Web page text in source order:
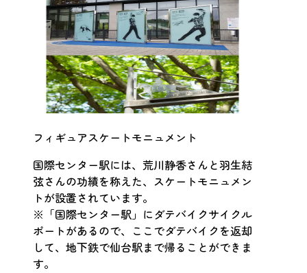
フィギュアスケートモニュメント
国際センター駅には、荒川静香さんと羽生結
弦さんの功績を称えた、スケートモニュメン
トが設置されています。
※「国際センター駅」にダテバイクサイクル
ポートがあるので、ここでダテバイクを返却
して、地下鉄で仙台駅まで帰ることができま
す。